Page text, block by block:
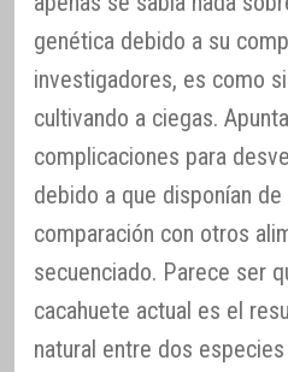
genética debido a su
investigadores, es como
cultivando a ciegas.
complicaciones para
debido a que disponían
comparación con otros
secuenciado. Parece ser
cacahuete actual es el
natural entre dos